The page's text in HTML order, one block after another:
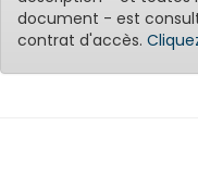
document - est
contrat d'accès.